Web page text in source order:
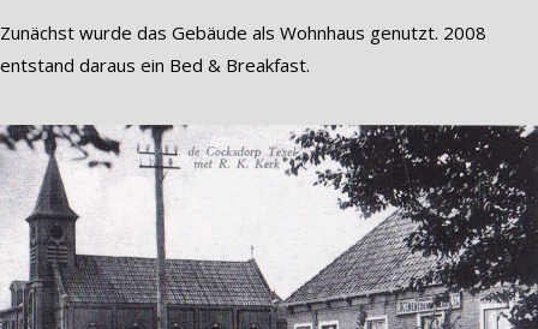
Zunächst wurde das Gebäude als Wohnhaus genutzt. 2008
entstand daraus ein Bed & Breakfast.